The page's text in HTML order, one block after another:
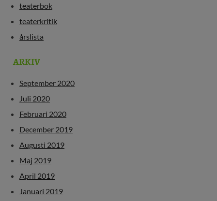
teaterbok
teaterkritik
årslista
ARKIV
September 2020
Juli 2020
Februari 2020
December 2019
Augusti 2019
Maj 2019
April 2019
Januari 2019